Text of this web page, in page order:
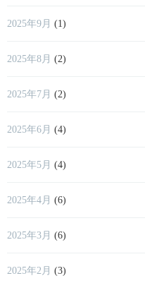
2025年9月 (1)
2025年8月 (2)
2025年7月 (2)
2025年6月 (4)
2025年5月 (4)
2025年4月 (6)
2025年3月 (6)
2025年2月 (3)